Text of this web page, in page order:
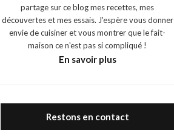
partage sur ce blog mes recettes, mes
découvertes et mes essais. J'espère vous donner
envie de cuisiner et vous montrer que le fait-
maison ce n'est pas si compliqué !
En savoir plus
Restons en contact